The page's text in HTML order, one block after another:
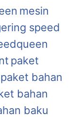
mesin
speed
paket
paket bahan
bahan
baku